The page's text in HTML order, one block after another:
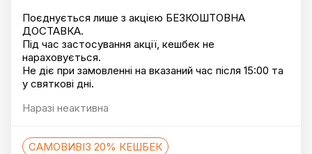
Поєднується лише з акцією БЕЗКОШТОВНА
ДОСТАВКА.
Під час застосування акції, кешбек не
нараховується.
Не діє при замовленні на вказаний час після 15:00 та
у святкові дні.
Наразі неактивна
САМОВИВІЗ 20% КЕШБЕК